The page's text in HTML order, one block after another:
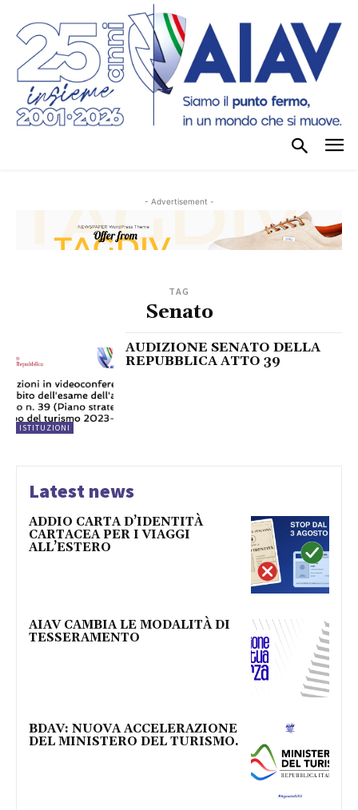
- Advertisement -
TAG
Senato
ISTITUZIONI
AUDIZIONE SENATO DELLA
REPUBBLICA ATTO 39
Latest news
ADDIO CARTA D’IDENTITÀ
CARTACEA PER I VIAGGI
ALL’ESTERO
AIAV CAMBIA LE MODALITÀ DI
TESSERAMENTO
BDAV: NUOVA ACCELERAZIONE
DEL MINISTERO DEL TURISMO.